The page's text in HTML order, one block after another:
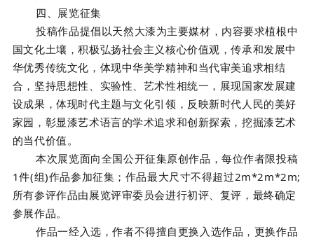
四、展览征集
投稿作品提倡以天然大漆为主要媒材，内容要求植根中
国文化土壤，积极弘扬社会主义核心价值观，传承和发展中
华优秀传统文化，体现中华美学精神和当代审美追求相结
合，坚持思想性、实验性、艺术性相统一，展现国家发展建
设成果，体现时代主题与文化引领，反映新时代人民的美好
家园，彰显漆艺术语言的学术追求和创新探索，挖掘漆艺术
的当代价值。
本次展览面向全国公开征集原创作品，每位作者限投稿
1件(组)作品参加征集；作品最大尺寸不得超过2m*2m*2m;
所有参评作品由展览评审委员会进行初评、复评，最终确定
参展作品。
作品一经入选，作者不得擅自更换入选作品，更换作品